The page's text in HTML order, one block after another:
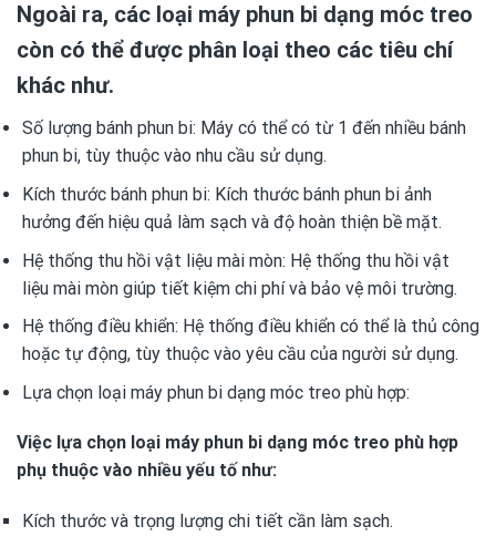
Ngoài ra, các loại máy phun bi dạng móc treo
còn có thể được phân loại theo các tiêu chí
khác như.
Số lượng bánh phun bi: Máy có thể có từ 1 đến nhiều bánh
phun bi, tùy thuộc vào nhu cầu sử dụng.
Kích thước bánh phun bi: Kích thước bánh phun bi ảnh
hưởng đến hiệu quả làm sạch và độ hoàn thiện bề mặt.
Hệ thống thu hồi vật liệu mài mòn: Hệ thống thu hồi vật
liệu mài mòn giúp tiết kiệm chi phí và bảo vệ môi trường.
Hệ thống điều khiển: Hệ thống điều khiển có thể là thủ công
hoặc tự động, tùy thuộc vào yêu cầu của người sử dụng.
Lựa chọn loại máy phun bi dạng móc treo phù hợp:
Việc lựa chọn loại máy phun bi dạng móc treo phù hợp
phụ thuộc vào nhiều yếu tố như:
Kích thước và trọng lượng chi tiết cần làm sạch.